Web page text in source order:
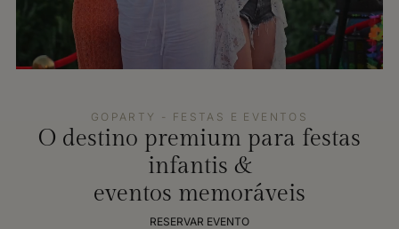
GOPARTY - FESTAS E EVENTOS
O destino premium para festas
infantis &
eventos memoráveis
RESERVAR EVENTO